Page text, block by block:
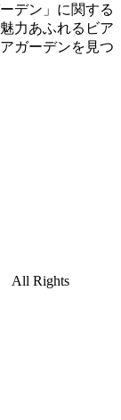
デン」に関する
力あふれるビア
ガーデンを見つ
All Rights